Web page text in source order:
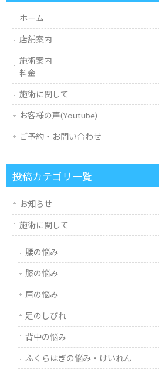
ホーム
店舗案内
施術案内
料金
施術に関して
お客様の声(Youtube)
ご予約・お問い合わせ
投稿カテゴリ一覧
お知らせ
施術に関して
腰の悩み
膝の悩み
肩の悩み
足のしびれ
背中の悩み
ふくらはぎの悩み・けいれん